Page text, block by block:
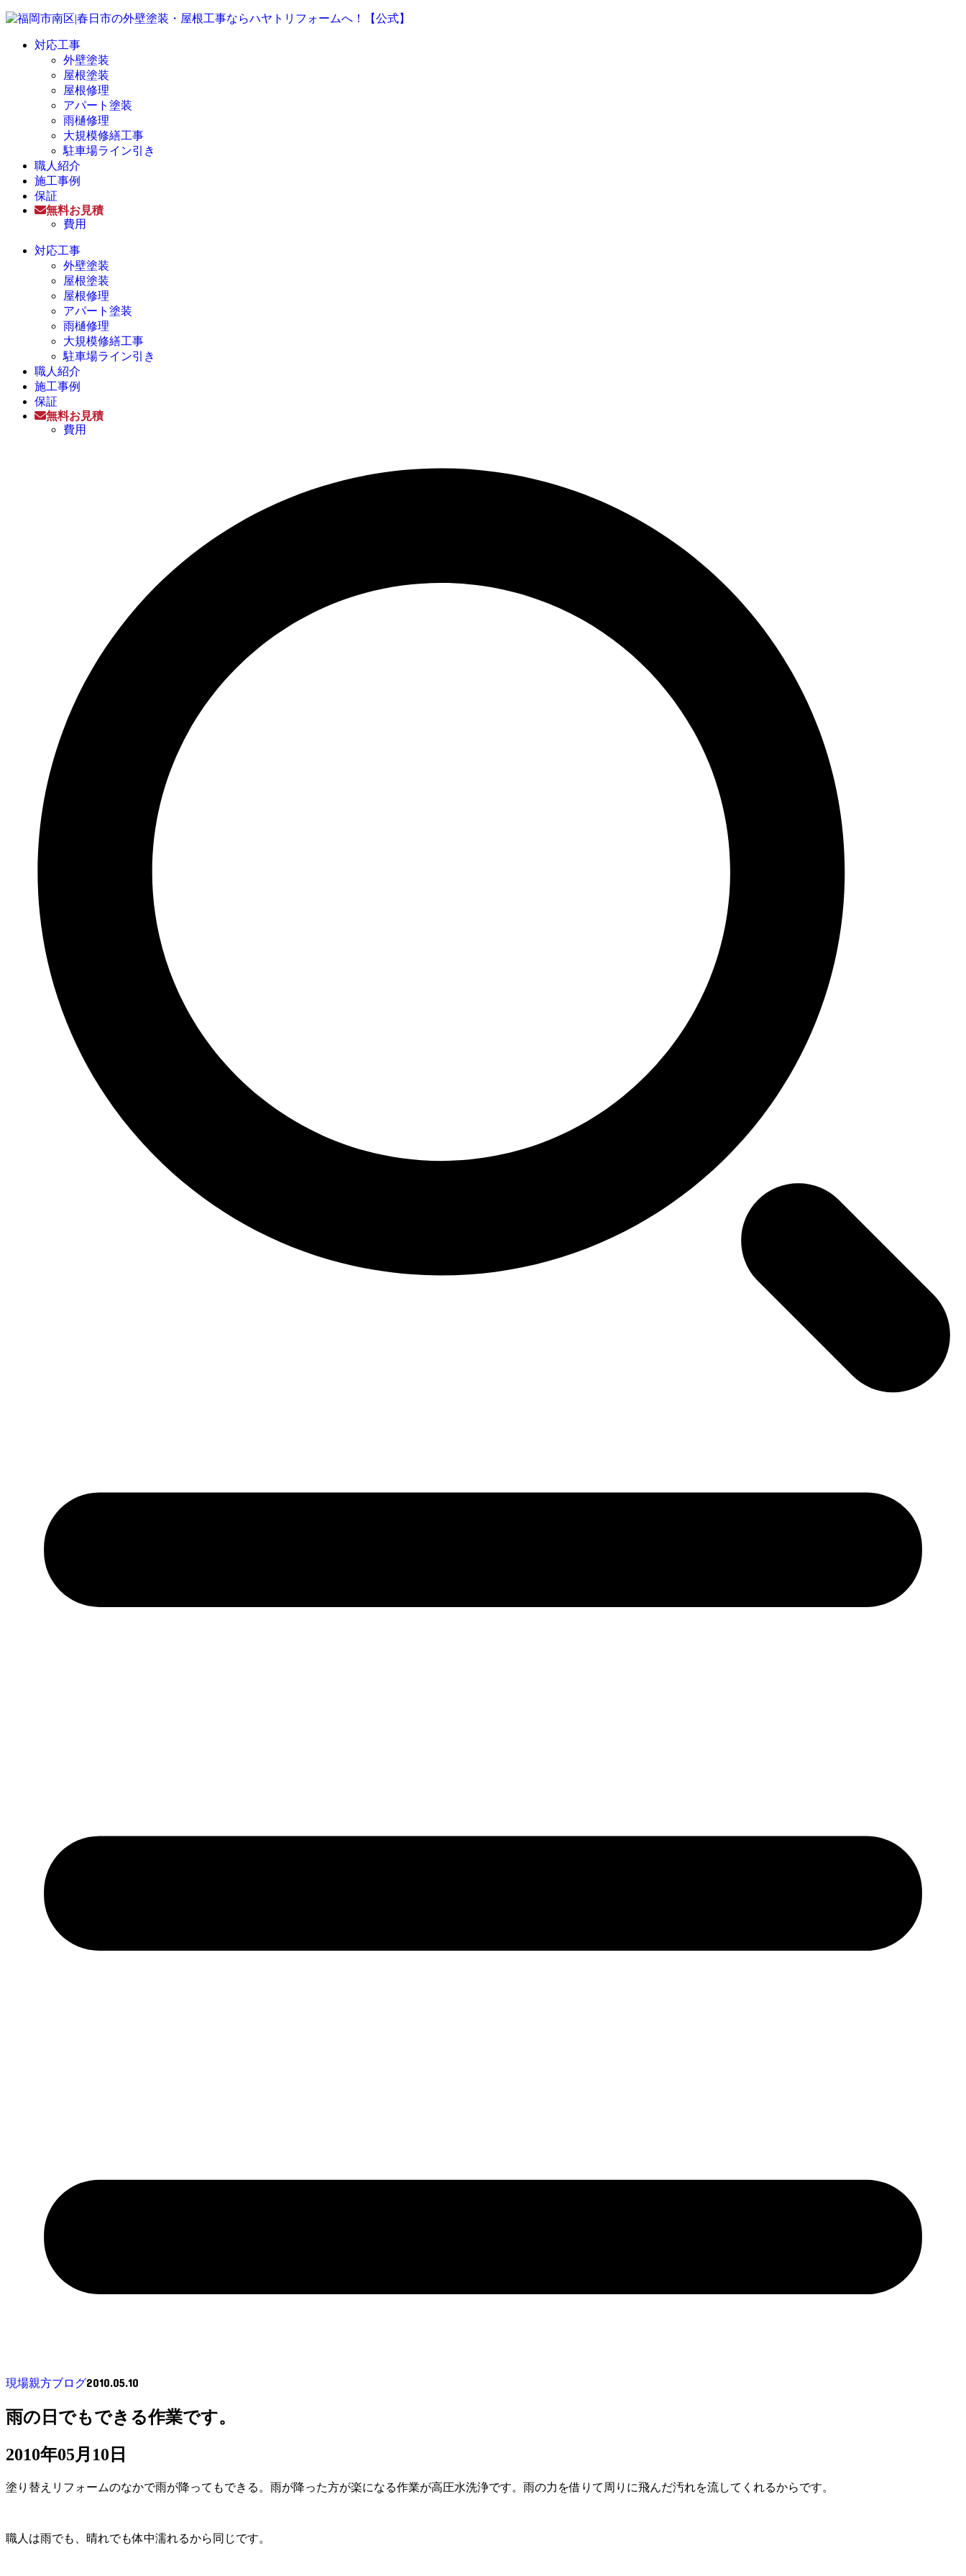
対応工事
外壁塗装
屋根塗装
屋根修理
アパート塗装
雨樋修理
大規模修繕工事
駐車場ライン引き
職人紹介
施工事例
保証
無料お見積
費用
対応工事
外壁塗装
屋根塗装
屋根修理
アパート塗装
雨樋修理
大規模修繕工事
駐車場ライン引き
職人紹介
施工事例
保証
無料お見積
費用
現場親方ブログ2010.05.10
雨の日でもできる作業です。
2010年05月10日
塗り替えリフォームのなかで雨が降ってもできる。雨が降った方が楽になる作業が高圧水洗浄です。雨の力を借りて周りに飛んだ汚れを流してくれるからです。
職人は雨でも、晴れでも体中濡れるから同じです。